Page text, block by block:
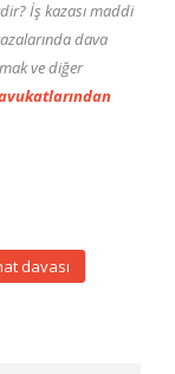
İş kazası maddi
dava
ve diğer
davası